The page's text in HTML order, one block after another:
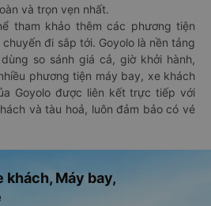
và trọn vẹn nhất.
tham khảo thêm các phương tiện
chuyến đi sắp tới. Goyolo là nền tảng
so sánh giá cả, giờ khởi hành,
phương tiện máy bay, xe khách
Goyolo được liên kết trực tiếp với
và tàu hoả, luôn đảm bảo có vé
khách, Máy bay,